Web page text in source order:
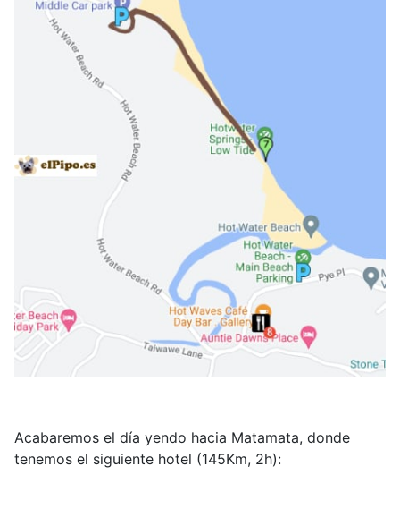
Acabaremos el día yendo hacia Matamata, donde
tenemos el siguiente hotel (145Km, 2h):